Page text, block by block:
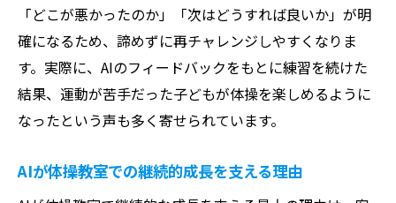
「どこが悪かったのか」「次はどうすれば良いか」が明
確になるため、諦めずに再チャレンジしやすくなりま
す。実際に、AIのフィードバックをもとに練習を続けた
結果、運動が苦手だった子どもが体操を楽しめるように
なったという声も多く寄せられています。
AIが体操教室での継続的成長を支える理由